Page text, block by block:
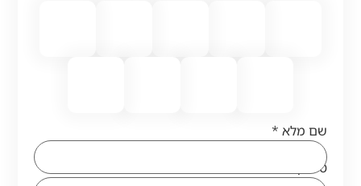
שם מלא *
טלפון